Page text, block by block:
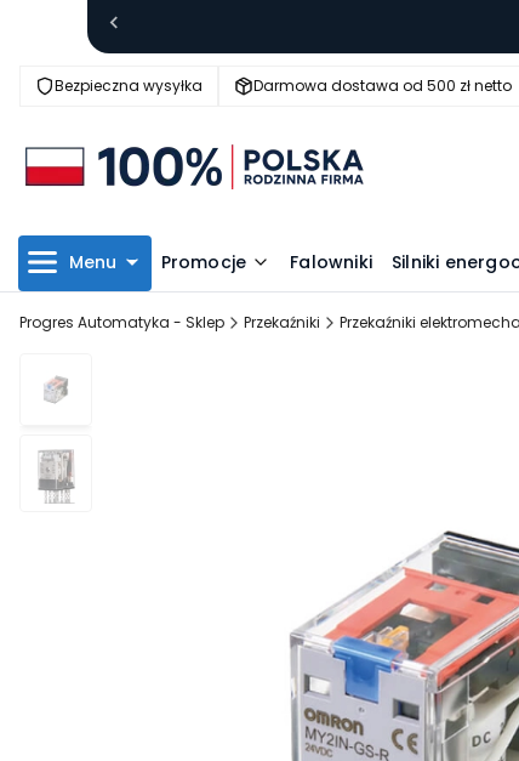
Bezpieczna wysyłka Darmowa dostawa od 500 zł netto
Menu Promocje Falowniki Silniki
Progres Automatyka - Sklep Przekaźniki Przekaźniki